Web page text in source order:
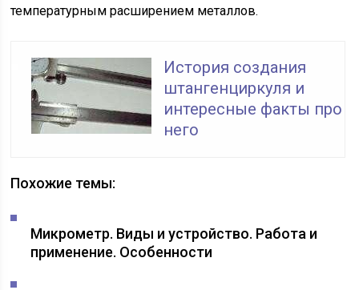
температурным расширением металлов.
История создания
штангенциркуля и
интересные факты про
него
Похожие темы:
Микрометр. Виды и устройство. Работа и
применение. Особенности